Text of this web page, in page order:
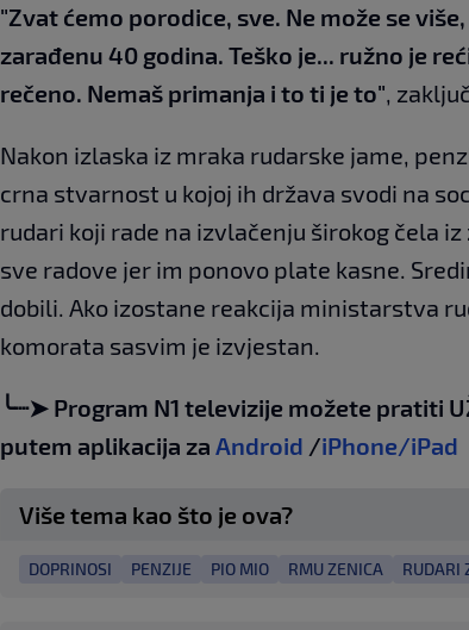
"Zvat ćemo porodice, sve. Ne može se
zarađenu 40 godina. Teško je... ružno je
rečeno. Nemaš primanja i to ti je to" ,
Nakon izlaska iz mraka rudarske jame,
crna stvarnost u kojoj ih država svodi na
rudari koji rade na izvlačenju širokog čela
sve radove jer im ponovo plate kasne.
dobili. Ako izostane reakcija ministarstva
komorata sasvim je izvjestan.
╰┈➤ Program N1 televizije možete pratiti
putem aplikacija za Android /iPhone/iPad
Više tema kao što je ova?
DOPRINOSI PENZIJE PIO MIO RMU ZENICA RUDARI